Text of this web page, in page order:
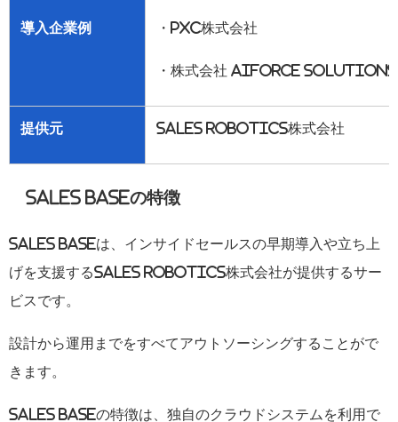
導入企業例 ・ PXC株式会社
・株式会社 aiforce solutions
提供元 SALES ROBOTICS株式会社
SALES BASEの特徴
SALES BASEは、インサイドセールスの早期導入や立ち上
げを支援するSALES ROBOTICS株式会社が提供するサー
ビスです。
設計から運用までをすべてアウトソーシングすることがで
きます。
SALES BASEの特徴は、独自のクラウドシステムを利用で